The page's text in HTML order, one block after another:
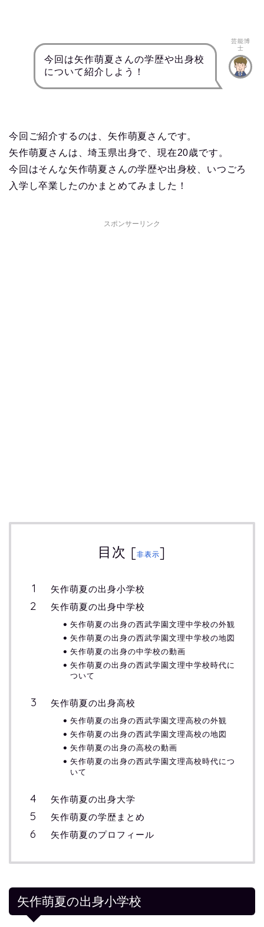
今回は矢作萌夏さんの学歴や出身校
について紹介しよう！
芸能博
士
今回ご紹介するのは、矢作萌夏さんです。
矢作萌夏さんは、埼玉県出身で、現在20歳です。
今回はそんな矢作萌夏さんの学歴や出身校、いつごろ
入学し卒業したのかまとめてみました！
スポンサーリンク
目次 [非表示]
矢作萌夏の出身小学校
矢作萌夏の出身中学校
矢作萌夏の出身の西武学園文理中学校の外観
矢作萌夏の出身の西武学園文理中学校の地図
矢作萌夏の出身の中学校の動画
矢作萌夏の出身の西武学園文理中学校時代に
ついて
矢作萌夏の出身高校
矢作萌夏の出身の西武学園文理高校の外観
矢作萌夏の出身の西武学園文理高校の地図
矢作萌夏の出身の高校の動画
矢作萌夏の出身の西武学園文理高校時代につ
いて
矢作萌夏の出身大学
矢作萌夏の学歴まとめ
矢作萌夏のプロフィール
矢作萌夏の出身小学校